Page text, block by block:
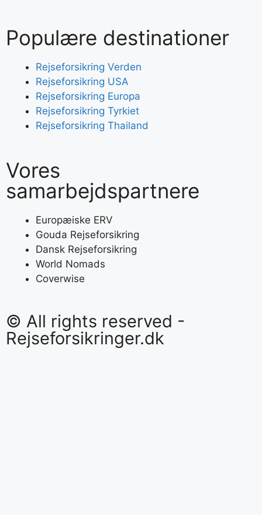
Populære destinationer
Rejseforsikring Verden
Rejseforsikring USA
Rejseforsikring Europa
Rejseforsikring Tyrkiet
Rejseforsikring Thailand
Vores
samarbejdspartnere
Europæiske ERV
Gouda Rejseforsikring
Dansk Rejseforsikring
World Nomads
Coverwise
© All rights reserved -
Rejseforsikringer.dk